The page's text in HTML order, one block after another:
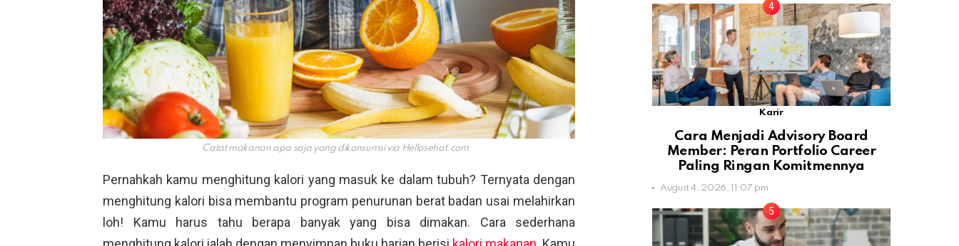
Catat makanan apa saja yang dikonsumsi via Hellosehat.com
Pernahkah kamu menghitung kalori yang masuk ke dalam tubuh? Ternyata dengan
menghitung kalori bisa membantu program penurunan berat badan usai melahirkan
loh! Kamu harus tahu berapa banyak yang bisa dimakan. Cara sederhana
Karir
Cara Menjadi Advisory Board
Member: Peran Portfolio Career
Paling Ringan Komitmennya
August 4, 2026, 11:07 pm